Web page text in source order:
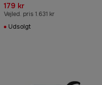
179 kr
Vejled. pris 1.631 kr
Udsolgt